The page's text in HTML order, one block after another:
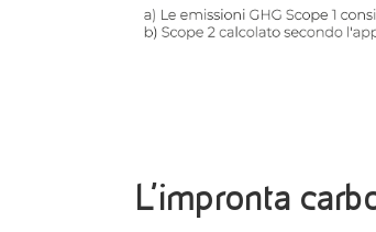
L’impronta